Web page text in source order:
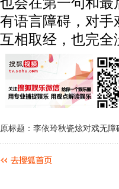
有语言障碍，对手
互相取经，也完全
原标题：李依玲秋瓷炫对戏无